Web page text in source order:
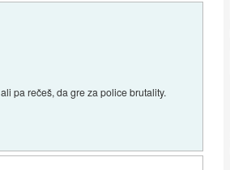
pa rečeš, da gre za police brutality.